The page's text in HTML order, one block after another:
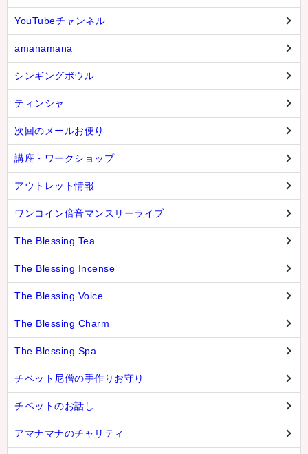
YouTubeチャンネル
amanamana
シンギングボウル
ティンシャ
次回のメールお便り
講座・ワークショップ
アウトレット情報
ワンコイン倍音マンスリーライブ
The Blessing Tea
The Blessing Incense
The Blessing Voice
The Blessing Charm
The Blessing Spa
チベット尼僧の手作りお守り
チベットのお話し
アマナマナのチャリティ